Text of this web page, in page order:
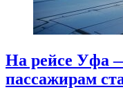
На рейсе Уфа
пассажирам